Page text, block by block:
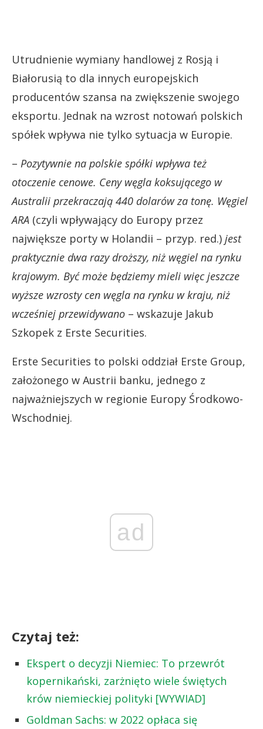
Utrudnienie wymiany handlowej z Rosją i
Białorusią to dla innych europejskich
producentów szansa na zwiększenie swojego
eksportu. Jednak na wzrost notowań polskich
spółek wpływa nie tylko sytuacja w Europie.
– Pozytywnie na polskie spółki wpływa też
otoczenie cenowe. Ceny węgla koksującego w
Australii przekraczają 440 dolarów za tonę. Węgiel
ARA (czyli wpływający do Europy przez
największe porty w Holandii – przyp. red.) jest
praktycznie dwa razy droższy, niż węgiel na rynku
krajowym. Być może będziemy mieli więc jeszcze
wyższe wzrosty cen węgla na rynku w kraju, niż
wcześniej przewidywano – wskazuje Jakub
Szkopek z Erste Securities.
Erste Securities to polski oddział Erste Group,
założonego w Austrii banku, jednego z
najważniejszych w regionie Europy Środkowo-
Wschodniej.
ad
Czytaj też:
Ekspert o decyzji Niemiec: To przewrót
kopernikański, zarżnięto wiele świętych
krów niemieckiej polityki [WYWIAD]
Goldman Sachs: w 2022 opłaca się